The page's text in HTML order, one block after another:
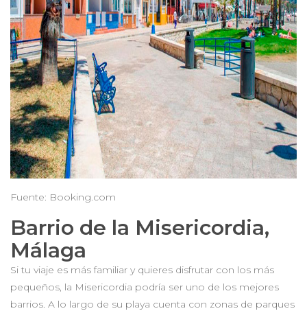
Fuente: Booking.com
Barrio de la Misericordia,
Málaga
Si tu viaje es más familiar y quieres disfrutar con los más
pequeños, la Misericordia podría ser uno de los mejores
barrios. A lo largo de su playa cuenta con zonas de parques